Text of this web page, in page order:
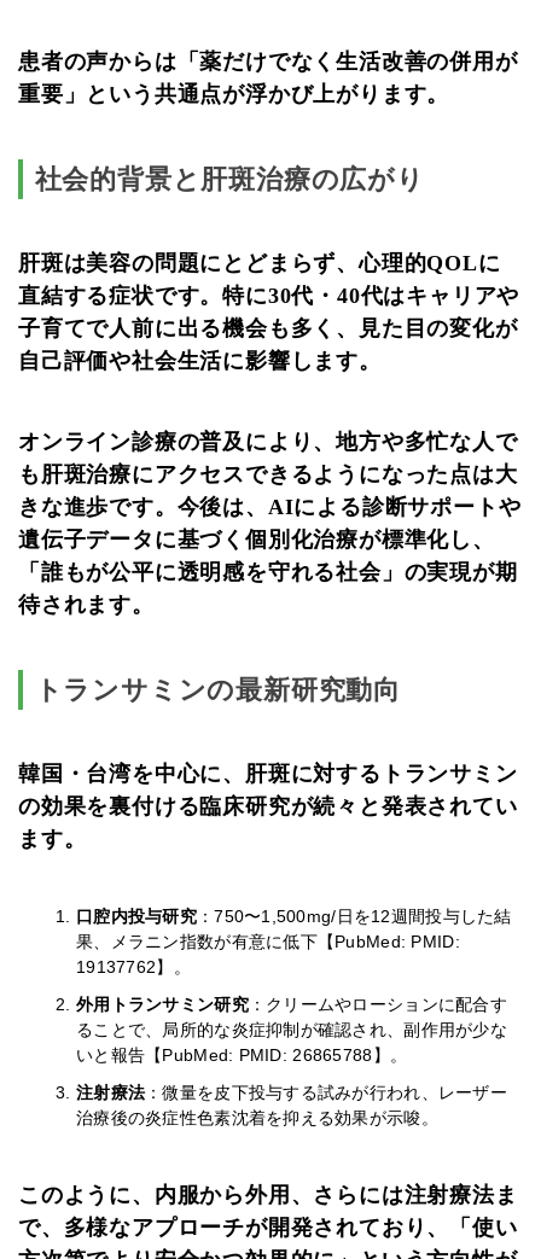
患者の声からは「薬だけでなく生活改善の併用が
重要」という共通点が浮かび上がります。
社会的背景と肝斑治療の広がり
肝斑は美容の問題にとどまらず、心理的QOLに
直結する症状です。特に30代・40代はキャリアや
子育てで人前に出る機会も多く、見た目の変化が
自己評価や社会生活に影響します。
オンライン診療の普及により、地方や多忙な人で
も肝斑治療にアクセスできるようになった点は大
きな進歩です。今後は、AIによる診断サポートや
遺伝子データに基づく個別化治療が標準化し、
「誰もが公平に透明感を守れる社会」の実現が期
待されます。
トランサミンの最新研究動向
韓国・台湾を中心に、肝斑に対するトランサミン
の効果を裏付ける臨床研究が続々と発表されてい
ます。
口腔内投与研究：750〜1,500mg/日を12週間投与した結
果、メラニン指数が有意に低下【PubMed: PMID:
19137762】。
外用トランサミン研究：クリームやローションに配合す
ることで、局所的な炎症抑制が確認され、副作用が少な
いと報告【PubMed: PMID: 26865788】。
注射療法 ：微量を皮下投与する試みが行われ、レーザー
治療後の炎症性色素沈着を抑える効果が示唆。
このように、内服から外用、さらには注射療法ま
で、多様なアプローチが開発されており、「使い